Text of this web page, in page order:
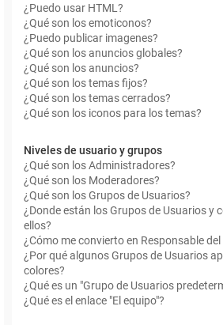
¿Puedo usar HTML?
¿Qué son los emoticonos?
¿Puedo publicar imagenes?
¿Qué son los anuncios globales?
¿Qué son los anuncios?
¿Qué son los temas fijos?
¿Qué son los temas cerrados?
¿Qué son los iconos para los temas?
Niveles de usuario y grupos
¿Qué son los Administradores?
¿Qué son los Moderadores?
¿Qué son los Grupos de Usuarios?
¿Donde están los Grupos de Usuarios y
ellos?
¿Cómo me convierto en Responsable del
¿Por qué algunos Grupos de Usuarios
colores?
¿Qué es un "Grupo de Usuarios
¿Qué es el enlace "El equipo"?